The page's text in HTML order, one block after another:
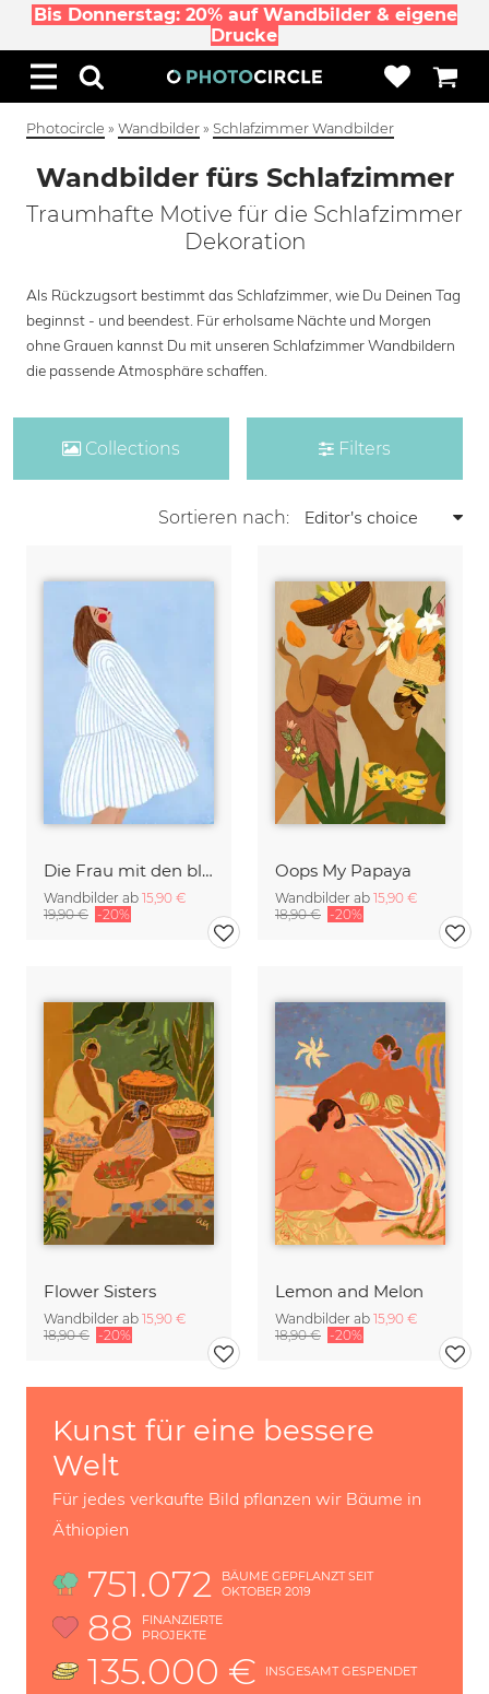
Bis Donnerstag: 20% auf Wandbilder & eigene
Drucke
Photocircle » Wandbilder » Schlafzimmer Wandbilder
Wandbilder fürs Schlafzimmer
Traumhafte Motive für die Schlafzimmer
Dekoration
Als Rückzugsort bestimmt das Schlafzimmer, wie Du Deinen Tag
beginnst - und beendest. Für erholsame Nächte und Morgen
ohne Grauen kannst Du mit unseren Schlafzimmer Wandbildern
die passende Atmosphäre schaffen.
Collections Filters
Sortieren nach:
Die Frau mit den blaue Streifen
Wandbilder ab 15,90 €
19,90 € -20%
Oops My Papaya
Wandbilder ab 15,90 €
18,90 € -20%
Flower Sisters
Wandbilder ab 15,90 €
18,90 € -20%
Lemon and Melon
Wandbilder ab 15,90 €
18,90 € -20%
Kunst für eine bessere
Welt
Für jedes verkaufte Bild pflanzen wir Bäume in
Äthiopien
751.072
BÄUME GEPFLANZT SEIT
OKTOBER 2019
88
FINANZIERTE
PROJEKTE
135.000 € INSGESAMT GESPENDET